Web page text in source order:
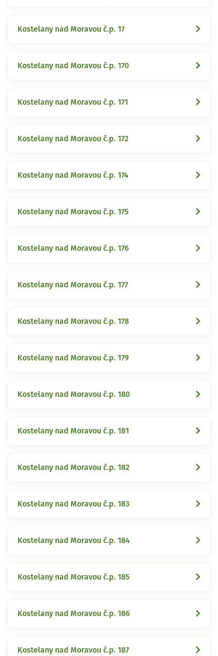
Kostelany nad Moravou č.p. 17
Kostelany nad Moravou č.p. 170
Kostelany nad Moravou č.p. 171
Kostelany nad Moravou č.p. 172
Kostelany nad Moravou č.p. 174
Kostelany nad Moravou č.p. 175
Kostelany nad Moravou č.p. 176
Kostelany nad Moravou č.p. 177
Kostelany nad Moravou č.p. 178
Kostelany nad Moravou č.p. 179
Kostelany nad Moravou č.p. 180
Kostelany nad Moravou č.p. 181
Kostelany nad Moravou č.p. 182
Kostelany nad Moravou č.p. 183
Kostelany nad Moravou č.p. 184
Kostelany nad Moravou č.p. 185
Kostelany nad Moravou č.p. 186
Kostelany nad Moravou č.p. 187